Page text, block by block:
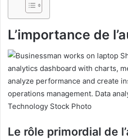
L’importance de
Le rôle primordial de